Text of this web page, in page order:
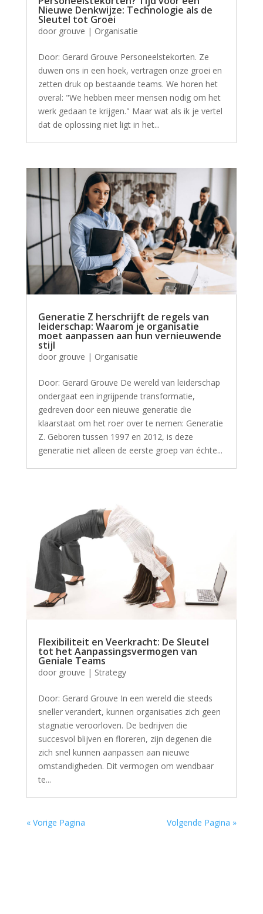
Nieuwe Denkwijze: Technologie als de
Sleutel tot Groei
door grouve | Organisatie
Door: Gerard Grouve Personeelstekorten. Ze
duwen ons in een hoek, vertragen onze groei en
zetten druk op bestaande teams. We horen het
overal: "We hebben meer mensen nodig om het
werk gedaan te krijgen." Maar wat als ik je vertel
dat de oplossing niet ligt in het...
Generatie Z herschrijft de regels van
leiderschap: Waarom je organisatie
moet aanpassen aan hun vernieuwende
stijl
door grouve | Organisatie
Door: Gerard Grouve De wereld van leiderschap
ondergaat een ingrijpende transformatie,
gedreven door een nieuwe generatie die
klaarstaat om het roer over te nemen: Generatie
Z. Geboren tussen 1997 en 2012, is deze
generatie niet alleen de eerste groep van échte...
Flexibiliteit en Veerkracht: De Sleutel
tot het Aanpassingsvermogen van
Geniale Teams
door grouve | Strategy
Door: Gerard Grouve In een wereld die steeds
sneller verandert, kunnen organisaties zich geen
stagnatie veroorloven. De bedrijven die
succesvol blijven en floreren, zijn degenen die
zich snel kunnen aanpassen aan nieuwe
omstandigheden. Dit vermogen om wendbaar
te...
« Vorige Pagina Volgende Pagina »